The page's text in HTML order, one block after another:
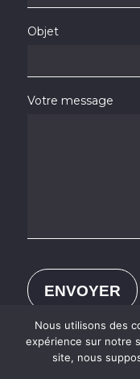
Objet
Votre message
Nous utilisons des
expérience sur notre
site, nous